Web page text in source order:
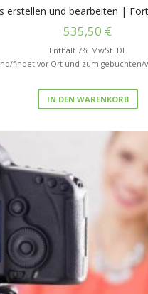
erstellen und bearbeiten |
535,50 €
Enthält 7% MwSt. DE
findet vor Ort und zum gebuchten/
IN DEN WARENKORB